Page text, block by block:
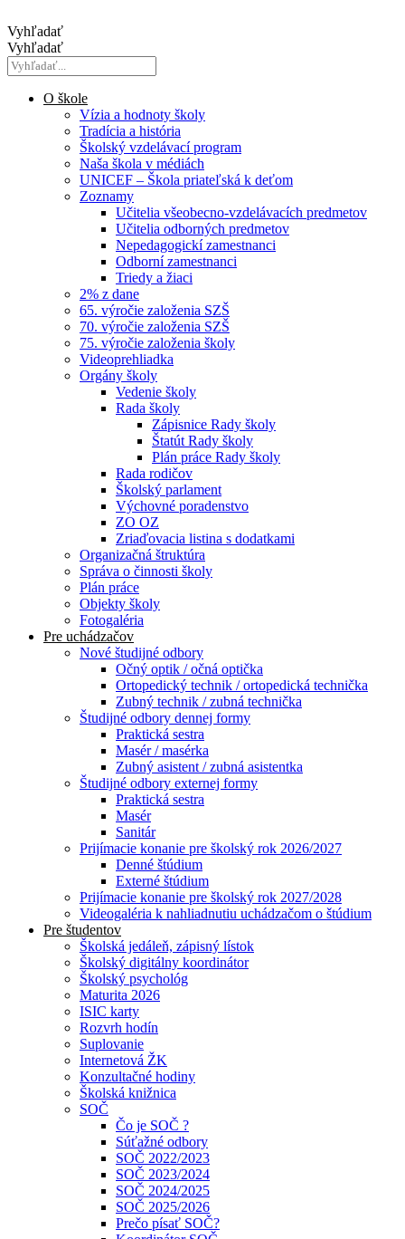
na
obsah
Vyhľadať
Vyhľadať
O škole
Vízia a hodnoty školy
Tradícia a história
Školský vzdelávací program
Naša škola v médiách
UNICEF – Škola priateľská k deťom
Zoznamy
Učitelia všeobecno-vzdelávacích predmetov
Učitelia odborných predmetov
Nepedagogickí zamestnanci
Odborní zamestnanci
Triedy a žiaci
2% z dane
65. výročie založenia SZŠ
70. výročie založenia SZŠ
75. výročie založenia školy
Videoprehliadka
Orgány školy
Vedenie školy
Rada školy
Zápisnice Rady školy
Štatút Rady školy
Plán práce Rady školy
Rada rodičov
Školský parlament
Výchovné poradenstvo
ZO OZ
Zriaďovacia listina s dodatkami
Organizačná štruktúra
Správa o činnosti školy
Plán práce
Objekty školy
Fotogaléria
Pre uchádzačov
Nové študijné odbory
Očný optik / očná optička
Ortopedický technik / ortopedická technička
Zubný technik / zubná technička
Študijné odbory dennej formy
Praktická sestra
Masér / masérka
Zubný asistent / zubná asistentka
Študijné odbory externej formy
Praktická sestra
Masér
Sanitár
Prijímacie konanie pre školský rok 2026/2027
Denné štúdium
Externé štúdium
Prijímacie konanie pre školský rok 2027/2028
Videogaléria k nahliadnutiu uchádzačom o štúdium
Pre študentov
Školská jedáleň, zápisný lístok
Školský digitálny koordinátor
Školský psychológ
Maturita 2026
ISIC karty
Rozvrh hodín
Suplovanie
Internetová ŽK
Konzultačné hodiny
Školská knižnica
SOČ
Čo je SOČ ?
Súťažné odbory
SOČ 2022/2023
SOČ 2023/2024
SOČ 2024/2025
SOČ 2025/2026
Prečo písať SOČ?